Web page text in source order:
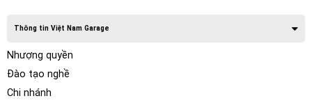
Thông tin Việt Nam Garage
Nhượng quyền
Đào tạo nghề
Chi nhánh